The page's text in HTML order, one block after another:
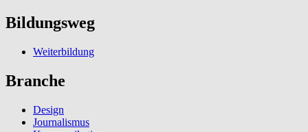
Bildungsweg
Weiterbildung
Branche
Design
Journalismus